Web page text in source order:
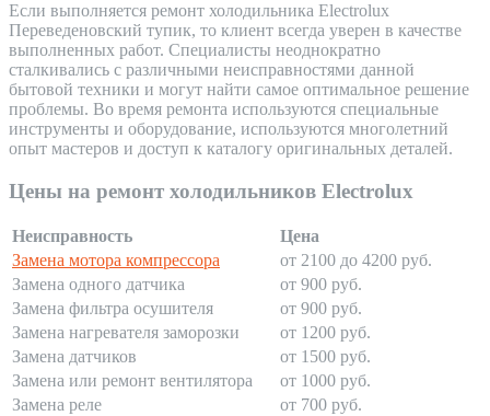
Если выполняется ремонт холодильника Electrolux
Переведеновский тупик, то клиент всегда уверен в качестве
выполненных работ. Специалисты неоднократно
сталкивались с различными неисправностями данной
бытовой техники и могут найти самое оптимальное решение
проблемы. Во время ремонта используются специальные
инструменты и оборудование, используются многолетний
опыт мастеров и доступ к каталогу оригинальных деталей.
Цены на ремонт холодильников Electrolux
Неисправность
Цена
Замена мотора компрессора
от 2100 до 4200 руб.
Замена одного датчика
от 900 руб.
Замена фильтра осушителя
от 900 руб.
Замена нагревателя заморозки
от 1200 руб.
Замена датчиков
от 1500 руб.
Замена или ремонт вентилятора
от 1000 руб.
Замена реле
от 700 руб.